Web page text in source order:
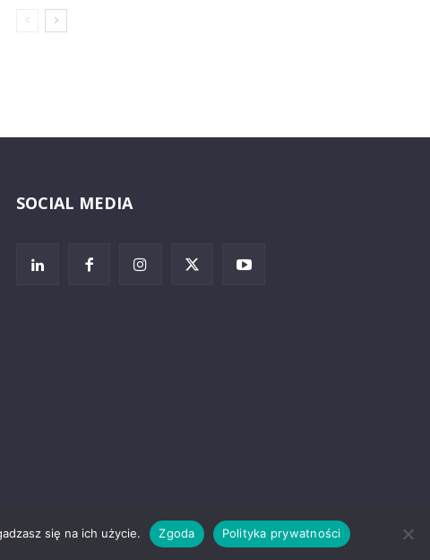
SOCIAL MEDIA
Zastrzeżenia prawne
się na ich użycie. Zgoda Polityka prywatności